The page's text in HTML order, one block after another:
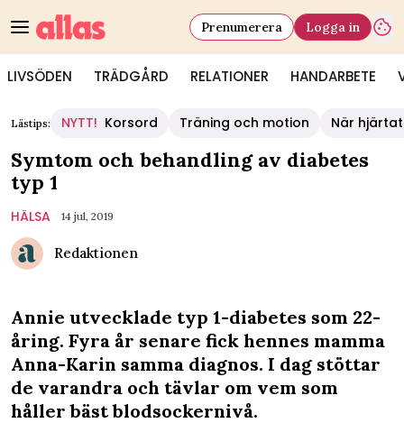
LIVSÖDEN TRÄDGÅRD RELATIONER HANDARBETE
Prenumerera Logga in
Lästips: NYTT! Korsord Träning och motion När
Symtom och behandling av diabetes
typ 1
HÄLSA 14 jul, 2019
Redaktionen
Annie utvecklade typ 1-diabetes som 22-
åring. Fyra år senare fick hennes mamma
Anna-Karin samma diagnos. I dag stöttar
de varandra och tävlar om vem som
håller bäst blodsockernivå.